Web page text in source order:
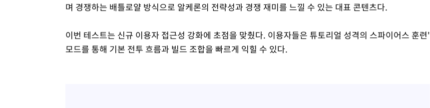
며 경쟁하는 배틀로얄 방식으로 알케론의 전략성과 경쟁 재미를 느낄 수 있는 대표 콘텐츠다.
이번 테스트는 신규 이용자 접근성 강화에 초점을 맞췄다. 이용자들은 튜토리얼 성격의 스파이어스 훈련'
모드를 통해 기본 전투 흐름과 빌드 조합을 빠르게 익힐 수 있다.